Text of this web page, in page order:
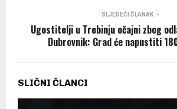
SLJEDEĆI ČLANAK
Ugostitelji u Trebinju očajni zbog
Dubrovnik: Grad će napustiti
SLIČNI ČLANCI